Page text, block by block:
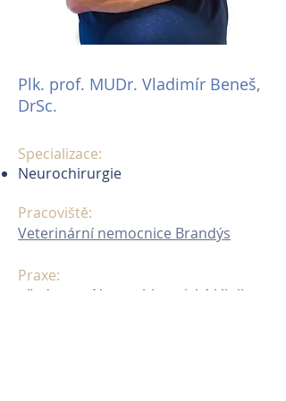
Plk. prof. MUDr. Vladimír Beneš,
DrSc.
Specializace:
Neurochirurgie
Pracoviště:
Veterinární nemocnice Brandýs
Praxe:
přednosta Neurochirurgické kliniky